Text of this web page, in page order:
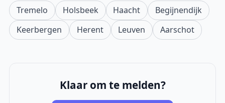
Tremelo Holsbeek Haacht
Begijnendijk
Keerbergen
Herent Leuven Aarschot
Klaar om te melden?